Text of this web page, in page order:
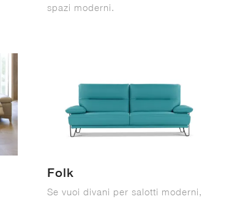
spazi moderni.
Folk
Se vuoi divani per salotti moderni,